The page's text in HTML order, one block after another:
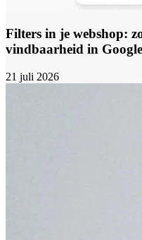
Filters in je webshop:
vindbaarheid in
21 juli 2026